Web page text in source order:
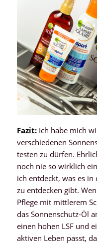
Fazit:Ich habe mich
verschiedenen
testen zu dürfen.
noch nie so wirklich
ich entdeckt, was es
zu entdecken gibt.
Pflege mit mittlerem
das Sonnenschutz-Öl
einen hohen LSF und
aktiven Leben passt,